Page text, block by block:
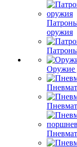
оружия
Оружие